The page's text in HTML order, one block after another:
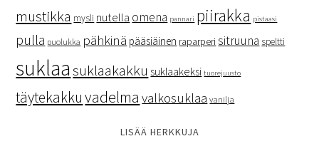
mustikka mysli nutella omena pannari piirakka pistaasi
pulla puolukka pähkinä pääsiäinen raparperi sitruuna speltti
suklaa suklaakakku suklaakeksi tuorejuusto
täytekakkuvadelma valkosuklaa vanilja
LISÄÄ HERKKUJA